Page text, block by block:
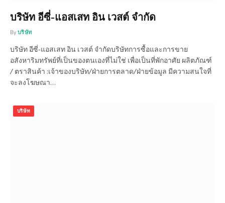
บริษัท อีซี่-แอสเสท อิน เวสต์ จำกัด
By บริษัท
บริษัท อีซี่-แอสเสท อิน เวสต์ จำกัดบริษัทการซื้อและการขาย
อสังหาริมทรัพย์ที่เป็นของตนเองที่ไม่ใช่ เพื่อเป็นที่พักอาศัย ผลิตภัณฑ์
/ ตราสินค้า :เจ้าของบริษัท/ฝ่ายการตลาด/ฝ่ายข้อมูล มีความสนใจที่
จะลงโฆษณา…
บริษัท